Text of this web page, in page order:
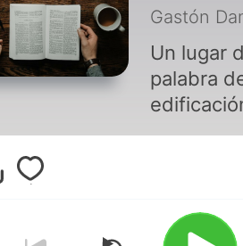
Gastón
Un lugar
palabra
espiritual. Este contenido
hago
te
aportó
con una